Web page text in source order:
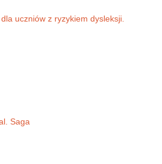
uczniów z ryzykiem dysleksji.
Saga